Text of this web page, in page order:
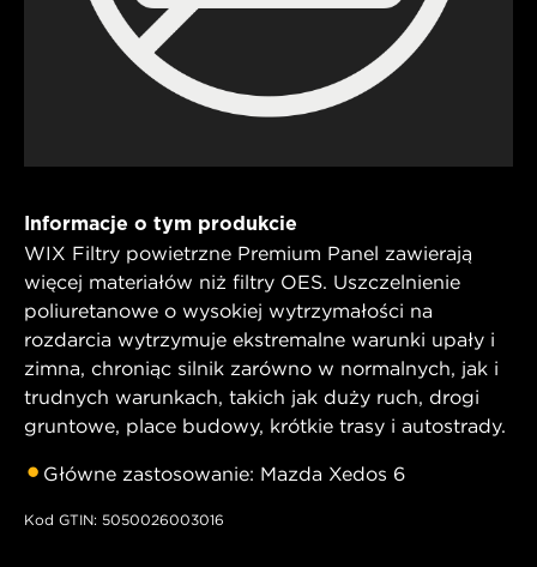
Informacje o tym produkcie
WIX Filtry powietrzne Premium Panel zawierają
więcej materiałów niż filtry OES. Uszczelnienie
poliuretanowe o wysokiej wytrzymałości na
rozdarcia wytrzymuje ekstremalne warunki upały i
zimna, chroniąc silnik zarówno w normalnych, jak i
trudnych warunkach, takich jak duży ruch, drogi
gruntowe, place budowy, krótkie trasy i autostrady.
Główne zastosowanie: Mazda Xedos 6
Kod GTIN: 5050026003016